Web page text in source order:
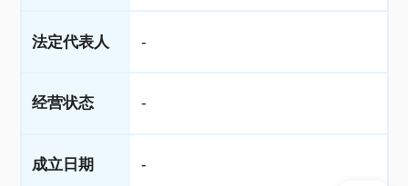
法定代表人 -
经营状态 -
成立日期 -